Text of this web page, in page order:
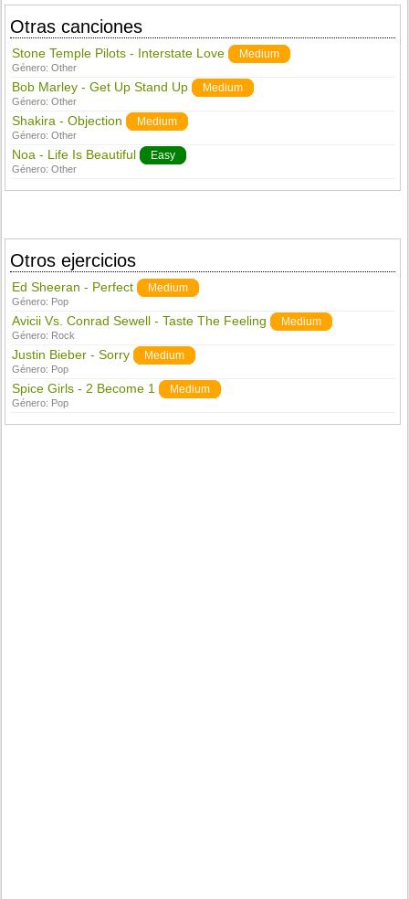
Otras canciones
Stone Temple Pilots - Interstate Love Medium
Género:Other
Bob Marley - Get Up Stand Up Medium
Género:Other
Shakira - Objection Medium
Género:Other
Noa - Life Is Beautiful Easy
Género:Other
Otros ejercicios
Ed Sheeran - Perfect Medium
Género: Pop
Avicii Vs. Conrad Sewell - Taste The Feeling Medium
Género: Rock
Justin Bieber - Sorry Medium
Género: Pop
Spice Girls - 2 Become 1 Medium
Género: Pop